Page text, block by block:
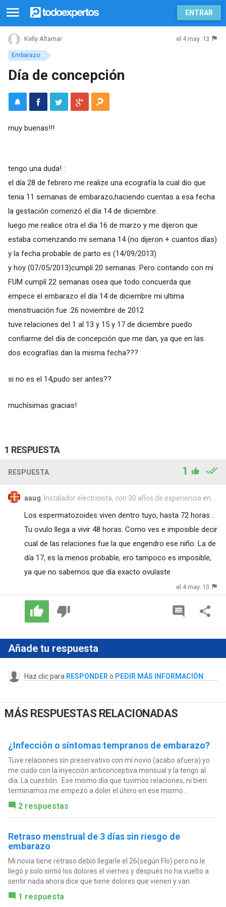
ENTRAR
Embarazo
Kelly Altamar el 4 may. 13
Día de concepción
muy buenas!!!
tengo una duda! :
el día 28 de febrero me realize una ecografía la cual dio que
tenia 11 semanas de embarazo,haciendo cuentas a esa fecha
la gestación comenzó el día 14 de diciembre.
luego me realice otra el día 16 de marzo y me dijeron que
estaba comenzando mi semana 14 (no dijeron + cuantos días)
y la fecha probable de parto es (14/09/2013)
y hoy (07/05/2013)cumplí 20 semanas. Pero contando con mi
FUM cumplí 22 semanas osea que todo concuerda que
empece el embarazo el día 14 de diciembre mi ultima
menstruación fue :26 noviembre de 2012
tuve relaciones del 1 al 13 y 15 y 17 de diciembre puedo
confiarme del día de concepción que me dan, ya que en las
dos ecografías dan la misma fecha???
si no es el 14,pudo ser antes??
muchísimas gracias!
1 RESPUESTA
RESPUESTA 1
aaug, Instalador electricista, con 30 años de experiencia en...
Los espermatozoides viven dentro tuyo, hasta 72 horas .
Tu ovulo llega a vivir 48 horas. Como ves e imposible decir
cual de las relaciones fue la que engendro ese niño. La de
día 17, es la menos probable, ero tampoco es imposible,
ya que no sabemos que día exacto ovulaste
el 4 may. 13
Añade tu respuesta
Haz clic para RESPONDER o PEDIR MÁS INFORMACIÓN
MÁS RESPUESTAS RELACIONADAS
¿Infección o síntomas tempranos de embarazo?
Tuve relaciones sin preservativo con mí novio (acabo afuera) yo
me cuido con la inyección anticonceptiva mensual y la tengo al
día. La cuestión.. Ese mismo día que tuvimos relaciones, ni bien
terminamos me empezó a doler el útero en ese mismo...
2 respuestas
Retraso menstrual de 3 días sin riesgo de
embarazo
Mi novia tiene retraso debió llegarle el 26(según Flo) pero no le
llegó y solo sintió los dolores el viernes y después no ha vuelto a
sentir nada ahora dice que tiene dolores que vienen y van
1 respuesta